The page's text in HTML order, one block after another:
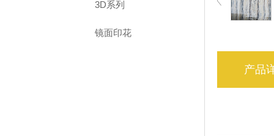
3D系列
镜面印花
产品